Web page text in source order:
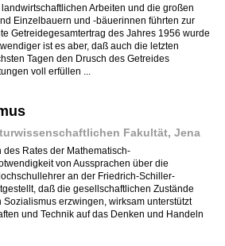
Arbeiten und die großen
Einzelbauern und -bäuerinnen führten zur
Getreidegesamtertrag des Jahres 1956 wurde
ist es aber, daß auch die letzten
Tagen den Drusch des Getreides
voll erfüllen ...
Fakultät, Jena
Rates der Mathematisch-
von Aussprachen über die
an der Friedrich-Schiller-
daß die gesellschaftlichen Zustände
erzwingen, wirksam unterstützt
und Technik auf das Denken und Handeln